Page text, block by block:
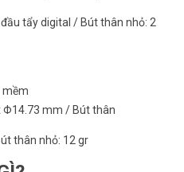
tẩy digital / Bút thân nhỏ: 2
mềm
Φ14.73 mm / Bút thân
thân nhỏ: 12 gr